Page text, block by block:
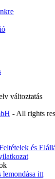
változtatás
- All rights
és
lemondása itt